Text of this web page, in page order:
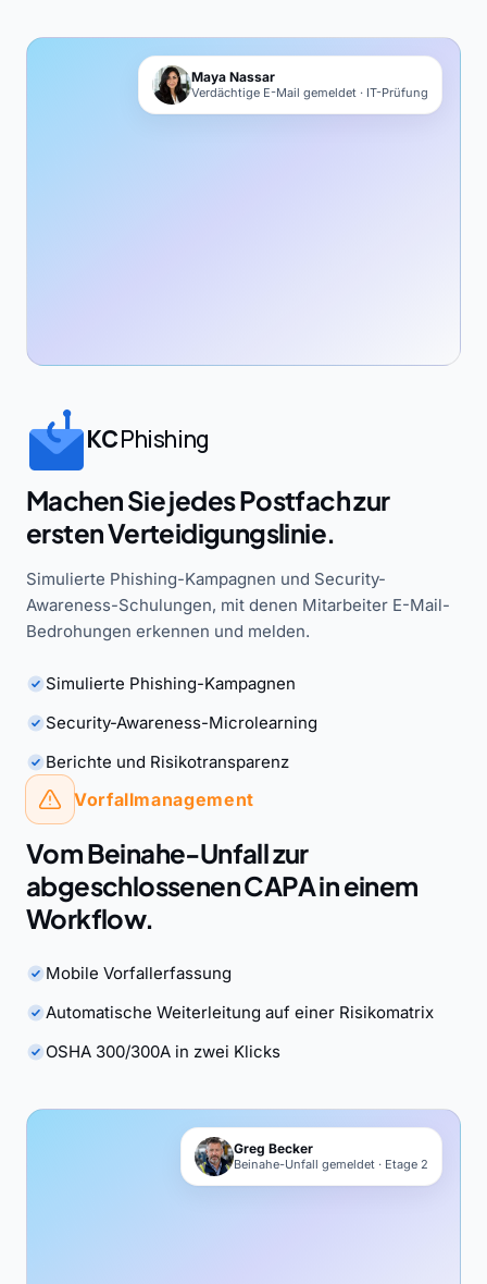
Maya Nassar
Verdächtige E-Mail gemeldet · IT-Prüfung
KCPhishing
Machen Sie jedes Postfach zur
ersten Verteidigungslinie.
Simulierte Phishing-Kampagnen und Security-
Awareness-Schulungen, mit denen Mitarbeiter E-Mail-
Bedrohungen erkennen und melden.
Simulierte Phishing-Kampagnen
Security-Awareness-Microlearning
Berichte und Risikotransparenz
Vorfallmanagement
Vom Beinahe-Unfall zur
abgeschlossenen CAPA in einem
Workflow.
Mobile Vorfallerfassung
Automatische Weiterleitung auf einer Risikomatrix
OSHA 300/300A in zwei Klicks
Greg Becker
Beinahe-Unfall gemeldet · Etage 2